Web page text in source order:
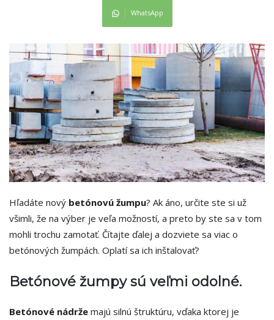
WhatsApp
Hľadáte nový betónovú žumpu? Ak áno, určite ste si už
všimli, že na výber je veľa možností, a preto by ste sa v tom
mohli trochu zamotať. Čítajte ďalej a dozviete sa viac o
betónových žumpách. Oplatí sa ich inštalovať?
Betónové žumpy sú veľmi odolné.
Betónové nádrže majú silnú štruktúru, vďaka ktorej je